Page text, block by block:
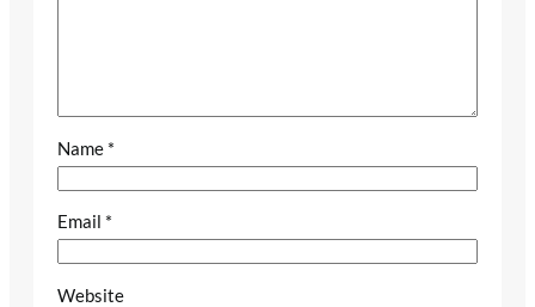
Name *
Email *
Website